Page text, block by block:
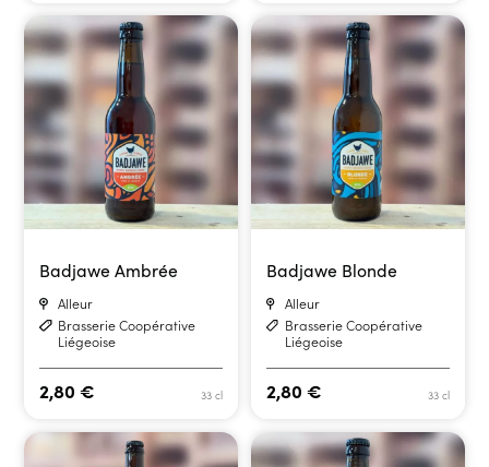
Badjawe Ambrée
Alleur
Brasserie Coopérative
Liégeoise
33 cl
2,80€
Badjawe Blonde
Alleur
Brasserie Coopérative
Liégeoise
33 cl
2,80 €